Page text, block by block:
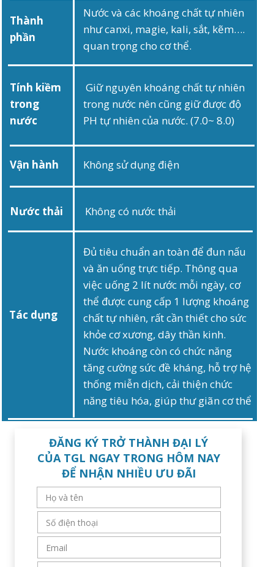
Thành
phần
Nước và các khoáng chất tự nhiên
như canxi, magie, kali, sắt, kẽm….
quan trọng cho cơ thể.
Tính kiềm
trong
nước
Giữ nguyên khoáng chất tự nhiên
trong nước nên cũng giữ được độ
PH tự nhiên của nước. (7.0~ 8.0)
Vận hành Không sử dụng điện
Nước thải Không có nước thải
Tác dụng
Đủ tiêu chuẩn an toàn để đun nấu
và ăn uống trực tiếp. Thông qua
việc uống 2 lít nước mỗi ngày, cơ
thể được cung cấp 1 lượng khoáng
chất tự nhiên, rất cần thiết cho sức
khỏe cơ xương, dây thần kinh.
Nước khoáng còn có chức năng
tăng cường sức đề kháng, hỗ trợ hệ
thống miễn dịch, cải thiện chức
năng tiêu hóa, giúp thư giãn cơ thể
ĐĂNG KÝ TRỞ THÀNH ĐẠI LÝ
CỦA TGL NGAY TRONG HÔM NAY
ĐỂ NHẬN NHIỀU ƯU ĐÃI